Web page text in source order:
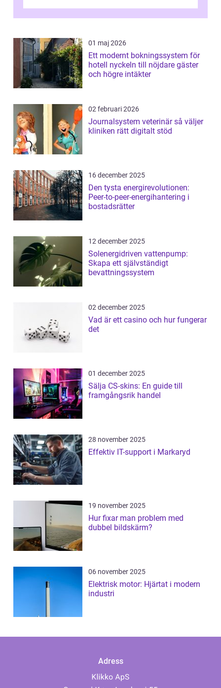
01 maj 2026
Ett modernt bokningssystem för
hotell nyckeln till nöjdare gäster
och högre intäkter
02 februari 2026
Journalsystem veterinär så väljer
kliniken rätt digitalt stöd
16 december 2025
Den tysta energirevolutionen:
Peer-to-peer-energihantering i
bostadsrätter
12 december 2025
Solenergidriven vattenpump:
Skapa ett självständigt
bevattningssystem
02 december 2025
Vad är ett casino och hur fungerar
det
01 december 2025
Sälja CS-skins: En guide till
framgångsrik handel
28 november 2025
Effektiv IT-support i Markaryd
19 november 2025
Hur fixar man problem med
dubbel bildskärm?
06 november 2025
Elektrisk motor: Hjärtat i modern
industri
Adress